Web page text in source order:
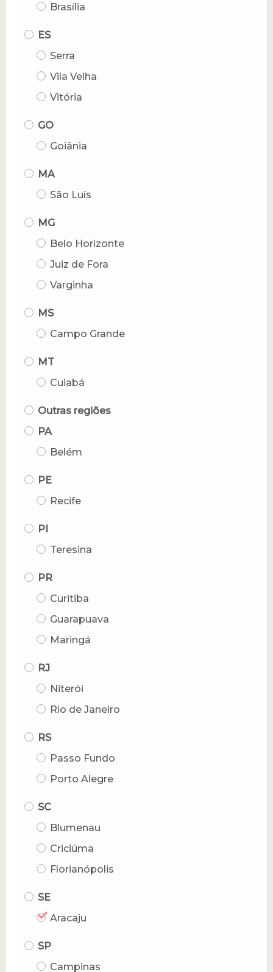
Brasília
ES
Serra
Vila Velha
Vitória
GO
Goiânia
MA
São Luís
MG
Belo Horizonte
Juiz de Fora
Varginha
MS
Campo Grande
MT
Cuiabá
Outras regiões
PA
Belém
PE
Recife
PI
Teresina
PR
Curitiba
Guarapuava
Maringá
RJ
Niterói
Rio de Janeiro
RS
Passo Fundo
Porto Alegre
SC
Blumenau
Criciúma
Florianópolis
SE
Aracaju
SP
Campinas